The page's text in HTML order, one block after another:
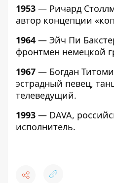
1953 — Ричард
автор концепции
1964 — Эйч Пи
фронтмен немецкой
1967 — Богдан
эстрадный певец,
телеведущий.
1993 — DAVA,
исполнитель.